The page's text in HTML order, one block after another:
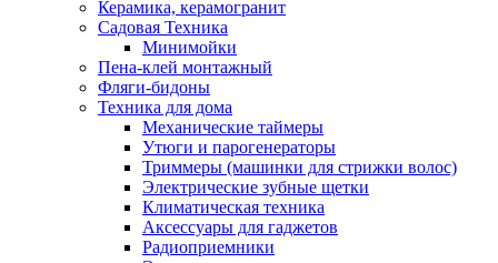
Керамика, керамогранит
Садовая Техника
Минимойки
Пена-клей монтажный
Фляги-бидоны
Техника для дома
Механические таймеры
Утюги и парогенераторы
Триммеры (машинки для стрижки волос)
Электрические зубные щетки
Климатическая техника
Аксессуары для гаджетов
Радиоприемники